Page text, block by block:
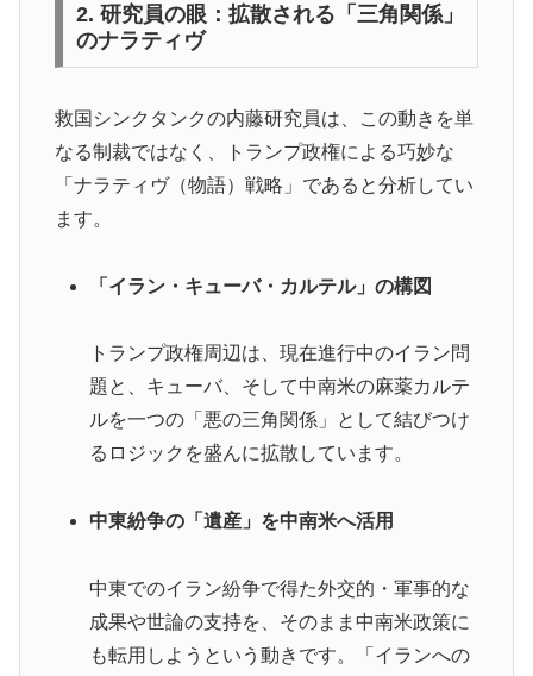
2. 研究員の眼：拡散される「三角関係」
のナラティヴ
救国シンクタンクの内藤研究員は、この動きを単
なる制裁ではなく、トランプ政権による巧妙な
「ナラティヴ（物語）戦略」であると分析してい
ます。
「イラン・キューバ・カルテル」の構図
トランプ政権周辺は、現在進行中のイラン問
題と、キューバ、そして中南米の麻薬カルテ
ルを一つの「悪の三角関係」として結びつけ
るロジックを盛んに拡散しています。
中東紛争の「遺産」を中南米へ活用
中東でのイラン紛争で得た外交的・軍事的な
成果や世論の支持を、そのまま中南米政策に
も転用しようという動きです。「イランへの